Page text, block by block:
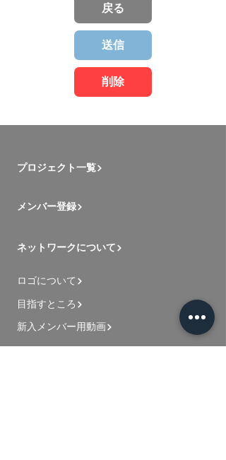
戻る
送信
削除
プロジェクト一覧
メンバー登録
ネットワークについて
ロゴについて
目指すところ
新入メンバー用動画